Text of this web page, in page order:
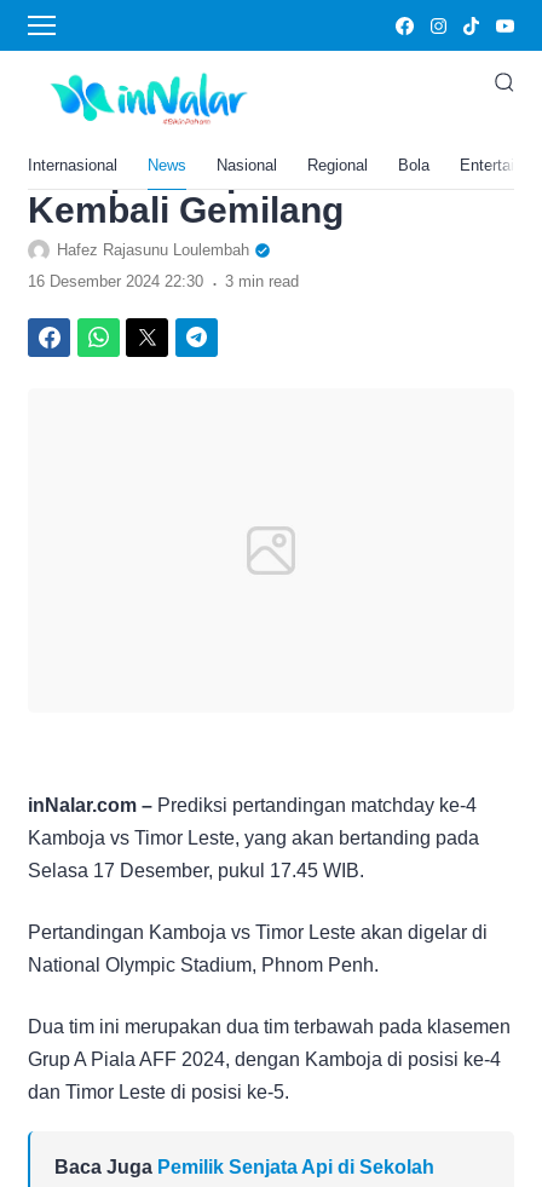
Internasional News Nasional Regional Bola
Home›News
Prediksi Kamboja vs Timor
Lester di Piala AFF 2024,
Harap-Harap João Pedro
Kembali Gemilang
Hafez Rajasunu Loulembah
16 Desember 2024 22:30 . 3 min read
inNalar.com – Prediksi pertandingan matchday ke-4
Kamboja vs Timor Leste, yang akan bertanding pada
Selasa 17 Desember, pukul 17.45 WIB.
Pertandingan Kamboja vs Timor Leste akan digelar di
National Olympic Stadium, Phnom Penh.
Dua tim ini merupakan dua tim terbawah pada klasemen
Grup A Piala AFF 2024, dengan Kamboja di posisi ke-4
dan Timor Leste di posisi ke-5.
Baca Juga Pemilik Senjata Api di Sekolah